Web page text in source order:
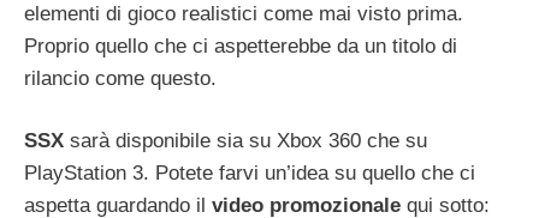
elementi di gioco realistici come mai visto prima.
Proprio quello che ci aspetterebbe da un titolo di
rilancio come questo.
SSX sarà disponibile sia su Xbox 360 che su
PlayStation 3. Potete farvi un’idea su quello che ci
aspetta guardando il video promozionale qui sotto: